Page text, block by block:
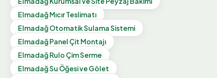
ElmadağMıcır Teslimatı
ElmadağOtomatik Sulama Sistemi
ElmadağPanel Çit Montajı
ElmadağRulo Çim Serme
ElmadağSu Öğesi ve Gölet